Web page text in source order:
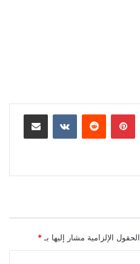
بينتيريست مشاركة عبر البريد
الحقول الإلزامية مشار إليها بـ *